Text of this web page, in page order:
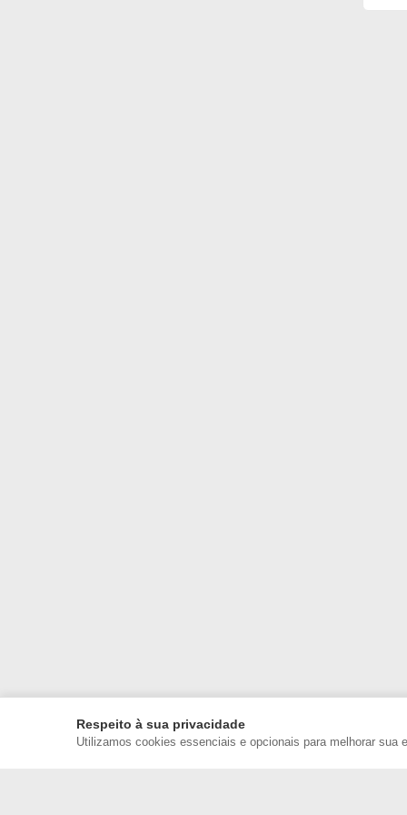
Respeito à sua privacidade
Utilizamos cookies essenciais e opcionais para melhorar sua